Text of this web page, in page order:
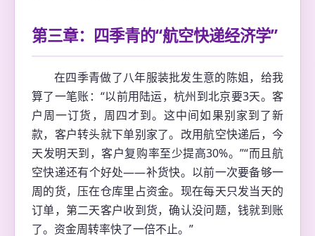
第三章：四季青的“航空快递经济学”
在四季青做了八年服装批发生意的陈姐，给我
算了一笔账：“以前用陆运，杭州到北京要3天。客
户周一订货，周四才到。这中间如果别家到了新
款，客户转头就下单别家了。改用航空快递后，今
天发明天到，客户复购率至少提高30%。”“而且航
空快递还有个好处——补货快。以前一次要备够一
周的货，压在仓库里占资金。现在每天只发当天的
订单，第二天客户收到货，确认没问题，钱就到账
了。资金周转率快了一倍不止。”